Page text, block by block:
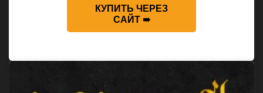
КУПИТЬ ЧЕРЕЗ
САЙТ ➠